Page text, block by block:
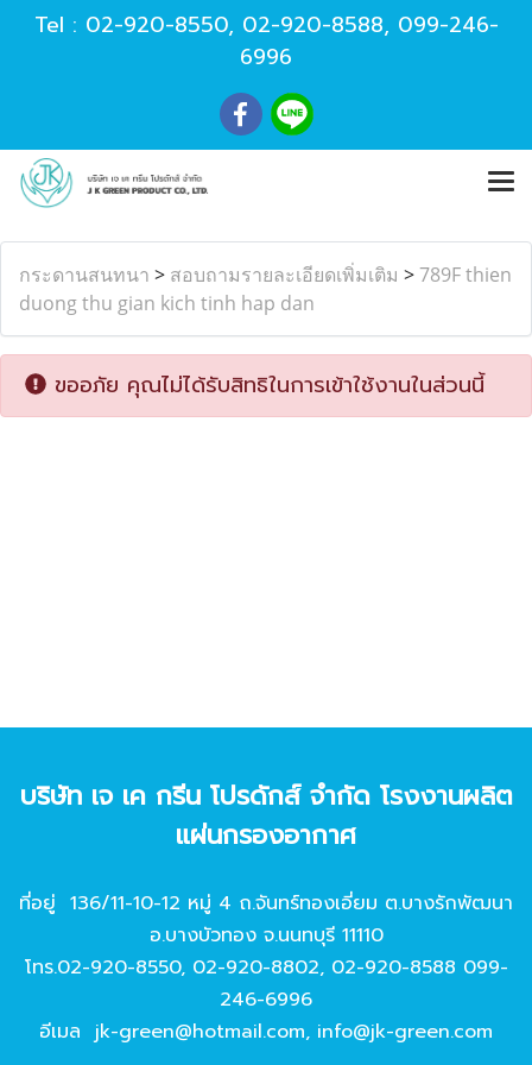
Tel : 02-920-8550, 02-920-8588, 099-246-
6996
กระดานสนทนา > สอบถามรายละเอียดเพิ่มเติม >789F thien
duong thu gian kich tinh hap dan
ขออภัย คุณไม่ได้รับสิทธิในการเข้าใช้งานในส่วนนี้
บริษัท เจ เค กรีน โปรดักส์ จํากัด โรงงานผลิต
แผ่นกรองอากาศ
ที่อยู่ 136/11-10-12 หมู่ 4 ถ.จันทร์ทองเอี่ยม ต.บางรักพัฒนา
อ.บางบัวทอง จ.นนทบุรี 11110
โทร.02-920-8550, 02-920-8802, 02-920-8588 099-
246-6996
อีเมล jk-green@hotmail.com, info@jk-green.com